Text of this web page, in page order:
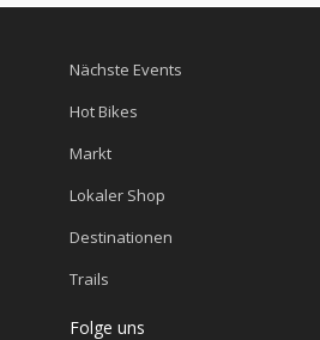
Nächste Events
Hot Bikes
Markt
Lokaler Shop
Destinationen
Trails
Folge uns